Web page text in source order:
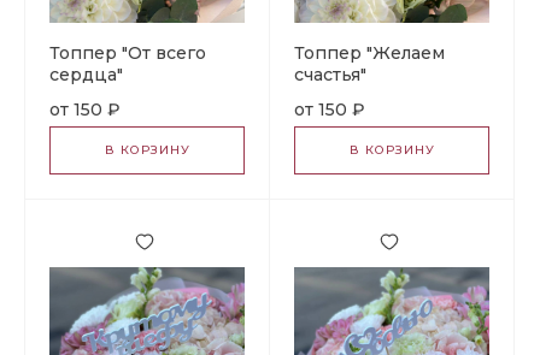
Топпер "От всего
сердца"
150 ₽
В КОРЗИНУ
Топпер "Желаем
счастья"
150 ₽
В КОРЗИНУ